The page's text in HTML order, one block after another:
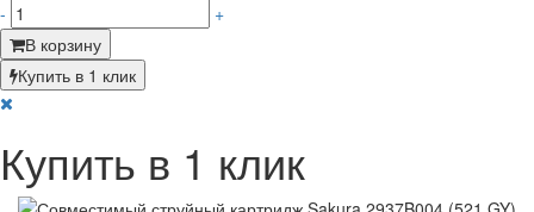
-
+
В корзину
Купить в 1 клик
Купить в 1 клик